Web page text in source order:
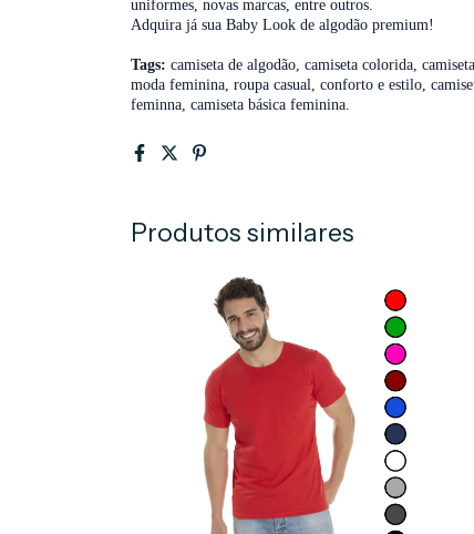
uniformes, novas marcas, entre outros.
Adquira já sua Baby Look de algodão premium!
Tags: camiseta de algodão, camiseta colorida,
moda feminina, roupa casual, conforto e estilo,
feminna, camiseta básica feminina.
Produtos similares